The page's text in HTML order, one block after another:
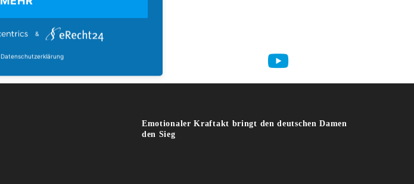
Ein Tag mit vielen Überraschungen geht vorbei
Emotionaler Kraftakt bringt den deutschen Damen
den Sieg
&
Datenschutzerklärung